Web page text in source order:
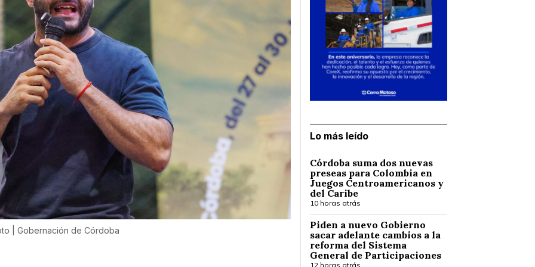
| Gobernación de Córdoba
Lo más leído
Córdoba suma dos nuevas
preseas para Colombia en
Juegos Centroamericanos y
del Caribe
10 horas atrás
Piden a nuevo Gobierno
sacar adelante cambios a la
reforma del Sistema
General de Participaciones
12 horas atrás